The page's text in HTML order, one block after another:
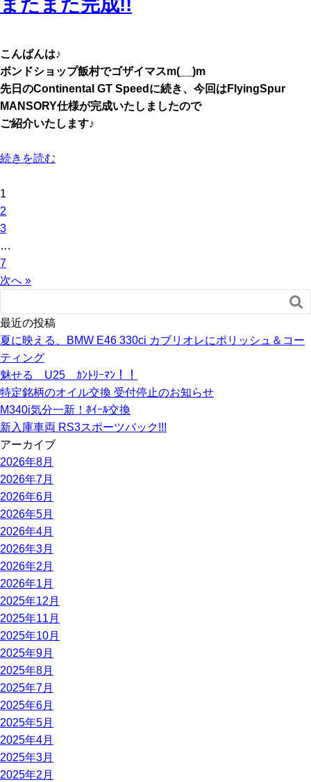
またまた完成!!
こんばんは♪
ボンドショップ飯村でゴザイマスm(__)m
先日のContinental GT Speedに続き、今回はFlyingSpur
MANSORY仕様が完成いたしましたので
ご紹介いたします♪
続きを読む
1
2
3
…
7
次へ »

最近の投稿
夏に映える、BMW E46 330ci カブリオレにポリッシュ＆コー
ティング
魅せる U25 ｶﾝﾄﾘｰﾏﾝ！！
特定銘柄のオイル交換 受付停止のお知らせ
M340i気分一新！ﾎｲｰﾙ交換
新入庫車両 RS3スポーツバック!!!
アーカイブ
2026年8月
2026年7月
2026年6月
2026年5月
2026年4月
2026年3月
2026年2月
2026年1月
2025年12月
2025年11月
2025年10月
2025年9月
2025年8月
2025年7月
2025年6月
2025年5月
2025年4月
2025年3月
2025年2月